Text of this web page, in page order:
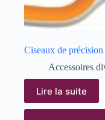
Ciseaux de
Accessoires
Lire la suite